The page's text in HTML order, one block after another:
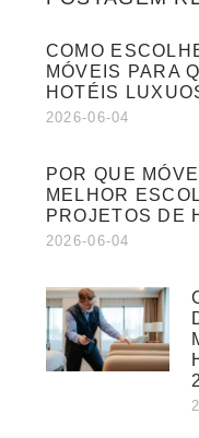
COMO
MÓVEIS PARA
HOTÉIS
2026-06-04
POR QUE
MELHOR
PROJETOS DE
2026-06-04